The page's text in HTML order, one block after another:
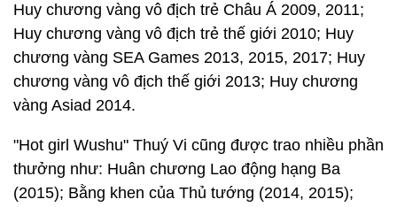
Huy chương vàng vô địch trẻ Châu Á 2009, 2011;
Huy chương vàng vô địch trẻ thế giới 2010; Huy
chương vàng SEA Games 2013, 2015, 2017; Huy
chương vàng vô địch thế giới 2013; Huy chương
vàng Asiad 2014.
"Hot girl Wushu" Thuý Vi cũng được trao nhiều phần
thưởng như: Huân chương Lao động hạng Ba
(2015); Bằng khen của Thủ tướng (2014, 2015);